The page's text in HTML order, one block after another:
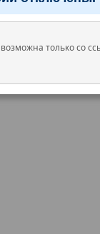
только со